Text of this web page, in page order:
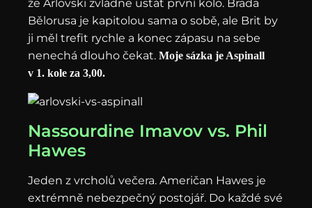
že Arlovski zvládne ustát první kolo. Brada
Bělorusa je kapitolou sama o sobě, ale Brit by
ji měl trefit rychle a konec zápasu na sebe
nenechá dlouho čekat. Moje sázka je Aspinall
v 1. kole za 3,00.
Nassourdine Imavov vs. Phil
Hawes
Jeden z vrcholů večera. Američan Hawes je
extrémně nebezpečný postojář. Do každé své